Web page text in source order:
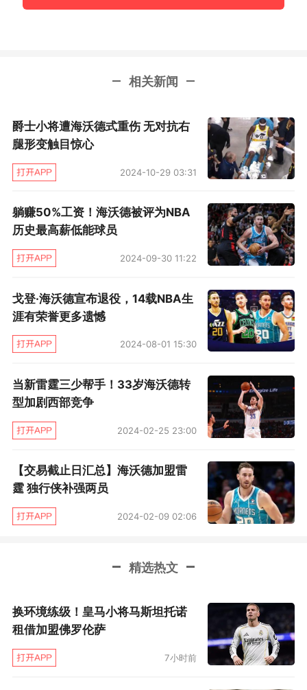
相关新闻
爵士小将遭海沃德式重伤 无对抗右
腿形变触目惊心
2024-10-29 03:31
躺赚50%工资！海沃德被评为NBA
历史最高薪低能球员
2024-09-30 11:22
戈登·海沃德宣布退役，14载NBA生
涯有荣誉更多遗憾
2024-08-01 15:30
当新雷霆三少帮手！33岁海沃德转
型加剧西部竞争
2024-02-25 23:00
【交易截止日汇总】海沃德加盟雷
霆 独行侠补强两员
2024-02-09 02:06
精选热文
换环境练级！皇马小将马斯坦托诺
租借加盟佛罗伦萨
7小时前